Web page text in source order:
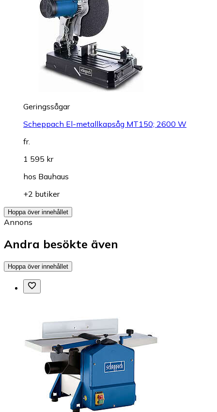
Geringssågar
Scheppach El-metallkapsåg MT150; 2600 W
fr.
1 595 kr
hos Bauhaus
+2 butiker
Hoppa över innehållet
Annons
Andra besökte även
Hoppa över innehållet